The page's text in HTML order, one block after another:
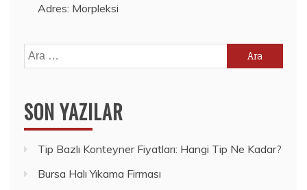
Adres: Morpleksi
Arama:
SON YAZILAR
Tip Bazlı Konteyner Fiyatları: Hangi Tip Ne Kadar?
Bursa Halı Yıkama Firması